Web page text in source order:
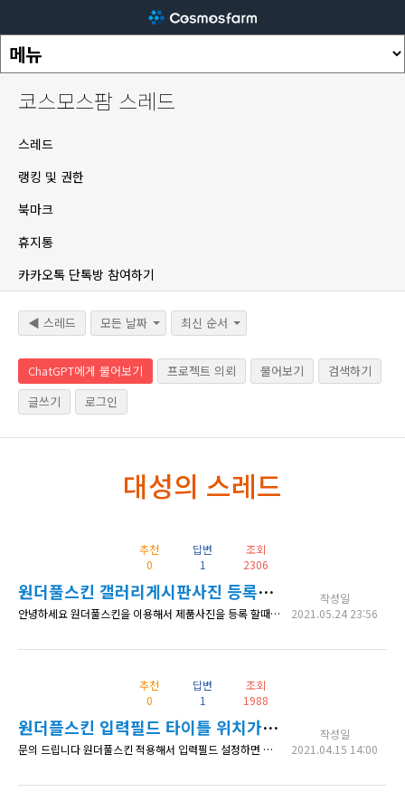
코스모스팜 스레드
스레드
랭킹 및 권한
북마크
휴지통
카카오톡 단톡방 참여하기
◀ 스레드 모든 날짜 최신 순서
ChatGPT에게 물어보기 프로젝트 의뢰 물어보기
검색하기
글쓰기
로그인
대성의 스레드
추천
0
답변
1
조회
2306
원더풀스킨 갤러리게시판사진 등록시 사진 간격 조정문의
안녕하세요 원더풀스킨을 이용해서 제품사진을 등록 할때 사진과 사진 사이가 붙어서 등록이 됩니다 이것을 등록할때 사진과 사진 간격이 떨어지게 <br> 기능이 있어서 등록한 사진이 구분 될수 있게 할수 있을까요 수정방법 문의 드립니다~~~
작성일
2021.05.24 23:56
추천
0
답변
1
조회
1988
원더플스킨 입력필드 타이틀 위치가 입력박스 위에 나타남
문의 드립니다 원더풀스킨 적용해서 입력필드 설정하면 아래그림처럼 필드제목이 필드내용 입력박스 위에 나타나네요 이거 오류 인듯 한데요 수정하는 방법 알려 주시면 감사하겠습니다 ^^
작성일
2021.04.15 14:00